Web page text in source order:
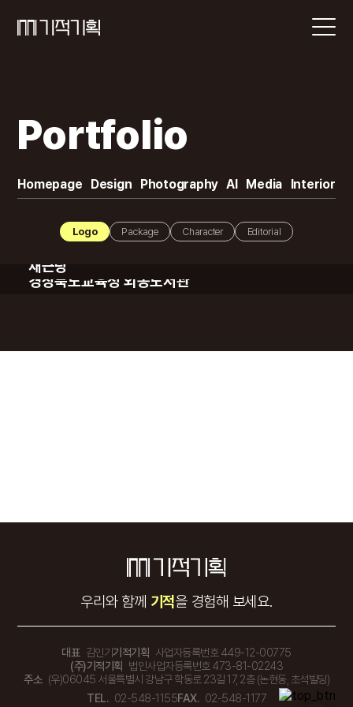
Portfolio
Homepage Design Photography AI Media Interior
Logo Package Character
Editorial
로고 디자인
채근당
경상북도교육청 외동도서관
우리와 함께 기적을 경험해 보세요.
대표 김인기기적기획 사업자등록번호 449-12-00775
(주)기적기획 법인사업자등록번호 473-81-02243
주소 (우)06045 서울특별시 강남구 학동로 23길 17, 2층 (논현동, 초석빌딩)
TEL. 02-548-1155FAX. 02-548-1177